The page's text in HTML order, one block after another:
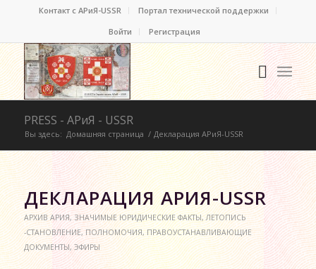
Контакт c АРиЯ-USSR
Портал технической поддержки
Войти
Регистрация
PRESS - АРиЯ - USSR
Вы здесь: Домашняя страница / Декларация АРиЯ-USSR
ДЕКЛАРАЦИЯ АРИЯ-USSR
АРХИВ АРИЯ,ЗНАЧИМЫЕ ЮРИДИЧЕСКИЕ ФАКТЫ,ЛЕТОПИСЬ
-СТАНОВЛЕНИЕ,ПОЛНОМОЧИЯ,ПРАВОУСТАНАВЛИВАЮЩИЕ
ДОКУМЕНТЫ,ЭФИРЫ